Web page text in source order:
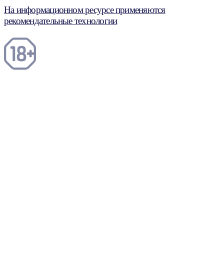
На информационном ресурсе применяются
рекомендательные технологии